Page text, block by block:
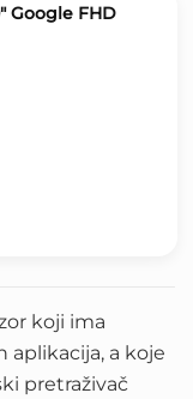
Google FHD
koji ima
a koje
pretraživač